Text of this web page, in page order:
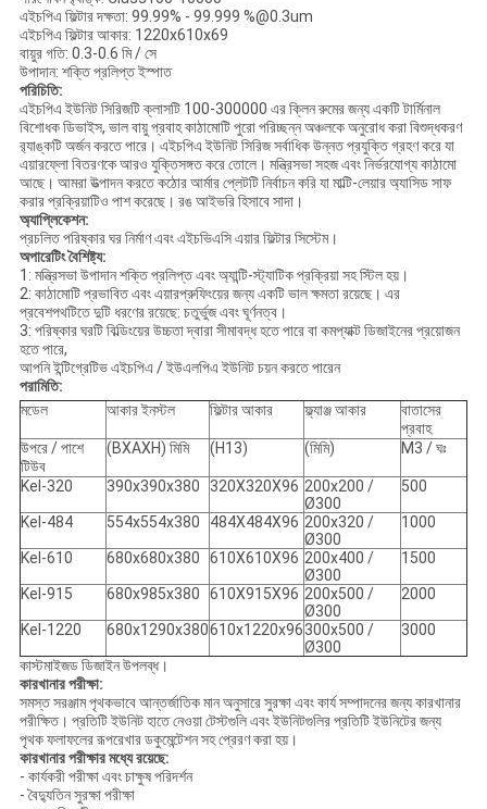
এইচপিএ ফিল্টার দক্ষতা: 99.99% - 99.999 %@0.3um
এইচপিএ ফিল্টার আকার: 1220x610x69
বায়ুর গতি: 0.3-0.6 মি / সে
উপাদান: শক্তি প্রলিপ্ত ইস্পাত
পরিচিতি:
এইচপিএ ইউনিট সিরিজটি ক্লাসটি 100-300000 এর ক্লিন রুমের জন্য একটি টার্মিনাল
বিশোধক ডিভাইস, ভাল বায়ু প্রবাহ কাঠামোটি পুরো পরিচ্ছন্ন অঞ্চলকে অনুরোধ করা বিশুদ্ধকরণ
র‌্যাঙ্কটি অর্জন করতে পারে। এইচপিএ ইউনিট সিরিজ সর্বাধিক উন্নত প্রযুক্তি গ্রহণ করে যা
এয়ারফ্লো বিতরণকে আরও যুক্তিসঙ্গত করে তোলে। মন্ত্রিসভা সহজ এবং নির্ভরযোগ্য কাঠামো
আছে। আমরা উত্পাদন করতে কঠোর আর্মার প্লেটটি নির্বাচন করি যা মাল্টি-লেয়ার অ্যাসিড সাফ
করার প্রক্রিয়াটিও পাশ করেছে। রঙ আইভরি হিসাবে সাদা।
অ্যাপ্লিকেশন:
প্রচলিত পরিষ্কার ঘর নির্মাণ এবং এইচভিএসি এয়ার ফিল্টার সিস্টেম।
অপারেটিং বৈশিষ্ট্য:
1: মন্ত্রিসভা উপাদান শক্তি প্রলিপ্ত এবং অ্যান্টি-স্ট্যাটিক প্রক্রিয়া সহ স্টিল হয়।
2: কাঠামোটি প্রভাবিত এবং এয়ারপ্রুফিংয়ের জন্য একটি ভাল ক্ষমতা রয়েছে। এর
প্রবেশপথটিতে দুটি ধরণের রয়েছে: চতুর্ভুজ এবং ঘূর্ণনত্ব।
3: পরিষ্কার ঘরটি বিল্ডিংয়ের উচ্চতা দ্বারা সীমাবদ্ধ হতে পারে বা কমপ্যাক্ট ডিজাইনের প্রয়োজন
হতে পারে,
আপনি ইন্টিগ্রেটিভ এইচপিএ / ইউএলপিএ ইউনিট চয়ন করতে পারেন
পরামিতি:
মডেল
আকার ইনস্টল ফিল্টার আকার ফ্ল্যাঞ্জ আকার
বাতাসের
প্রবাহ
উপরে / পাশে
টিউব
(BXAXH) মিমি (H13) (মিমি) M3 / ঘঃ
Kel-320 390x390x380 320X320X96 200x200 /
Ø300
500
Kel-484 554x554x380 484X484X96 200x320 /
Ø300
1000
Kel-610 680x680x380 610X610X96 200x400 /
Ø300
1500
Kel-915 680x985x380 610X915X96 200x500 /
Ø300
2000
Kel-1220 680x1290x380610x1220x96300x500 /
Ø300
3000
কাস্টমাইজড ডিজাইন উপলব্ধ।
কারখানার পরীক্ষা:
সমস্ত সরঞ্জাম পৃথকভাবে আন্তর্জাতিক মান অনুসারে সুরক্ষা এবং কার্য সম্পাদনের জন্য কারখানার
পরীক্ষিত। প্রতিটি ইউনিট হাতে নেওয়া টেস্টগুলি এবং ইউনিটগুলির প্রতিটি ইউনিটের জন্য
পৃথক ফলাফলের রূপরেখার ডকুমেন্টেশন সহ প্রেরণ করা হয়।
কারখানার পরীক্ষার মধ্যে রয়েছে:
- কার্যকরী পরীক্ষা এবং চাক্ষুষ পরিদর্শন
- বৈদ্যুতিন সুরক্ষা পরীক্ষা